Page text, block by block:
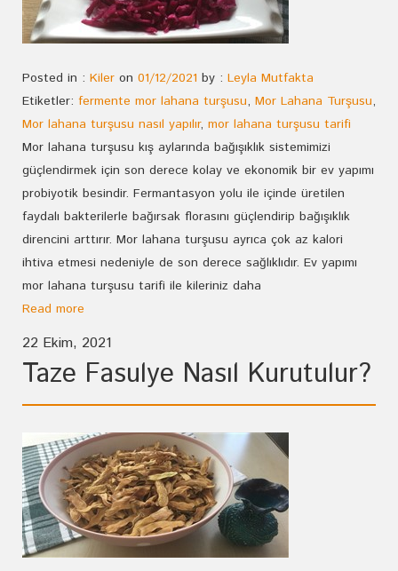
Posted in : Kiler on 01/12/2021 by : Leyla Mutfakta
Etiketler: fermente mor lahana turşusu, Mor Lahana Turşusu,
Mor lahana turşusu nasıl yapılır, mor lahana turşusu tarifi
Mor lahana turşusu kış aylarında bağışıklık sistemimizi
güçlendirmek için son derece kolay ve ekonomik bir ev yapımı
probiyotik besindir. Fermantasyon yolu ile içinde üretilen
faydalı bakterilerle bağırsak florasını güçlendirip bağışıklık
direncini arttırır. Mor lahana turşusu ayrıca çok az kalori
ihtiva etmesi nedeniyle de son derece sağlıklıdır. Ev yapımı
mor lahana turşusu tarifi ile kileriniz daha
Read more
22 Ekim, 2021
Taze Fasulye Nasıl Kurutulur?